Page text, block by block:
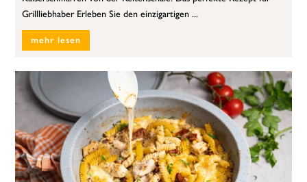
Grillliebhaber Erleben Sie den einzigartigen ...
mehr lesen